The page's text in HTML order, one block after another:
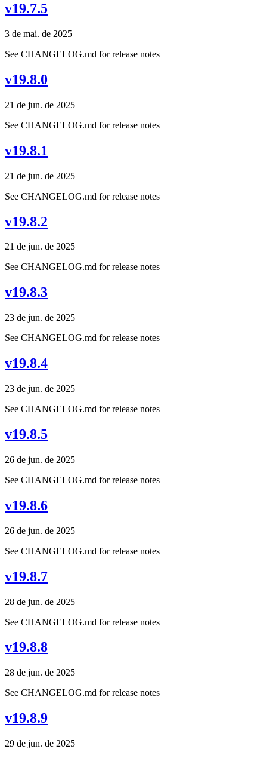
v19.7.5
3 de mai. de 2025
See CHANGELOG.md for release notes
v19.8.0
21 de jun. de 2025
See CHANGELOG.md for release notes
v19.8.1
21 de jun. de 2025
See CHANGELOG.md for release notes
v19.8.2
21 de jun. de 2025
See CHANGELOG.md for release notes
v19.8.3
23 de jun. de 2025
See CHANGELOG.md for release notes
v19.8.4
23 de jun. de 2025
See CHANGELOG.md for release notes
v19.8.5
26 de jun. de 2025
See CHANGELOG.md for release notes
v19.8.6
26 de jun. de 2025
See CHANGELOG.md for release notes
v19.8.7
28 de jun. de 2025
See CHANGELOG.md for release notes
v19.8.8
28 de jun. de 2025
See CHANGELOG.md for release notes
v19.8.9
29 de jun. de 2025